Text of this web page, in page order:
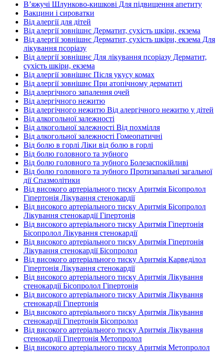
В’яжучі Шлунково-кишкові Для підвищення апетиту
Вакцини і сироватки
Від алергії для дітей
Від алергії зовнішнє Дерматит, сухість шкіри, екзема
Від алергії зовнішнє Дерматит, сухість шкіри, екзема Для
лікування псоріазу
Від алергії зовнішнє Для лікування псоріазу Дерматит,
сухість шкіри, екзема
Від алергії зовнішнє Після укусу комах
Від алергії зовнішнє При атопічному дерматиті
Від алергічного запалення очей
Від алергічного нежитю
Від алергічного нежитю Від алергічного нежитю у дітей
Від алкогольної залежності
Від алкогольної залежності Від похмілля
Від алкогольної залежності Гомеопатичні
Від болю в горлі Ліки від болю в горлі
Від болю головного та зубного
Від болю головного та зубного Болезаспокійливі
Від болю головного та зубного Протизапальні загальної
дії Спазмолітики
Від високого артеріального тиску Аритмія Бісопролол
Гіпертонія Лікування стенокардії
Від високого артеріального тиску Аритмія Бісопролол
Лікування стенокардії Гіпертонія
Від високого артеріального тиску Аритмія Гіпертонія
Бісопролол Лікування стенокардії
Від високого артеріального тиску Аритмія Гіпертонія
Лікування стенокардії Бісопролол
Від високого артеріального тиску Аритмія Карведілол
Гіпертонія Лікування стенокардії
Від високого артеріального тиску Аритмія Лікування
стенокардії Бісопролол Гіпертонія
Від високого артеріального тиску Аритмія Лікування
стенокардії Гіпертонія
Від високого артеріального тиску Аритмія Лікування
стенокардії Гіпертонія Бісопролол
Від високого артеріального тиску Аритмія Лікування
стенокардії Гіпертонія Метопролол
Від високого артеріального тиску Аритмія Метопролол